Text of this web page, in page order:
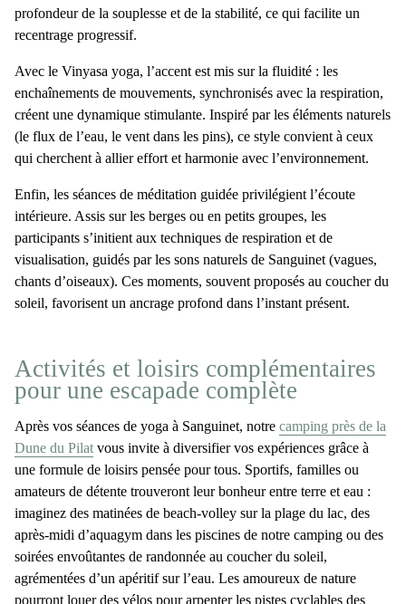
profondeur de la souplesse et de la stabilité, ce qui facilite un
recentrage progressif.
Avec le Vinyasa yoga, l’accent est mis sur la fluidité : les
enchaînements de mouvements, synchronisés avec la respiration,
créent une dynamique stimulante. Inspiré par les éléments naturels
(le flux de l’eau, le vent dans les pins), ce style convient à ceux
qui cherchent à allier effort et harmonie avec l’environnement.
Enfin, les séances de méditation guidée privilégient l’écoute
intérieure. Assis sur les berges ou en petits groupes, les
participants s’initient aux techniques de respiration et de
visualisation, guidés par les sons naturels de Sanguinet (vagues,
chants d’oiseaux). Ces moments, souvent proposés au coucher du
soleil, favorisent un ancrage profond dans l’instant présent.
Activités et loisirs complémentaires
pour une escapade complète
Après vos séances de yoga à Sanguinet, notre camping près de la
Dune du Pilat vous invite à diversifier vos expériences grâce à
une formule de loisirs pensée pour tous. Sportifs, familles ou
amateurs de détente trouveront leur bonheur entre terre et eau :
imaginez des matinées de beach-volley sur la plage du lac, des
après-midi d’aquagym dans les piscines de notre camping ou des
soirées envoûtantes de randonnée au coucher du soleil,
agrémentées d’un apéritif sur l’eau. Les amoureux de nature
pourront louer des vélos pour arpenter les pistes cyclables des